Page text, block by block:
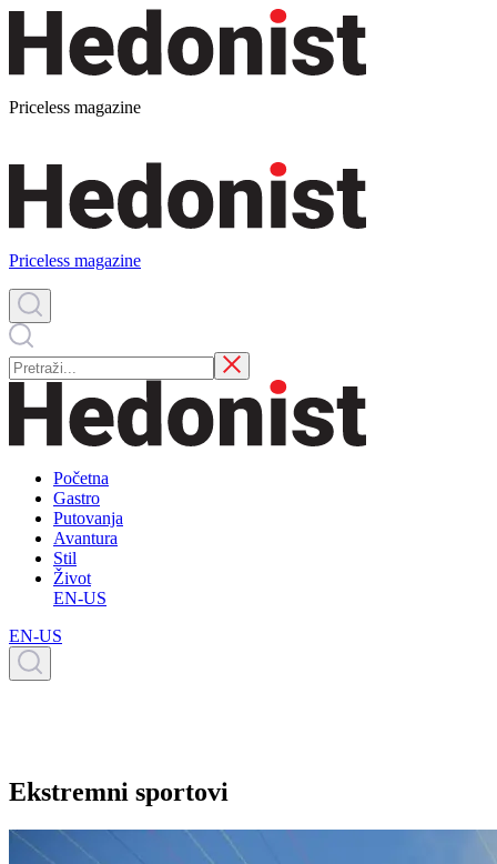
Priceless magazine
Priceless magazine
Početna
Gastro
Putovanja
Avantura
Stil
Život
EN-US
EN-US
Ekstremni sportovi